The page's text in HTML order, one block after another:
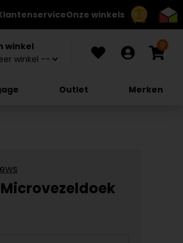
8.7
Onze winkels
winkel 0
Outlet Merken